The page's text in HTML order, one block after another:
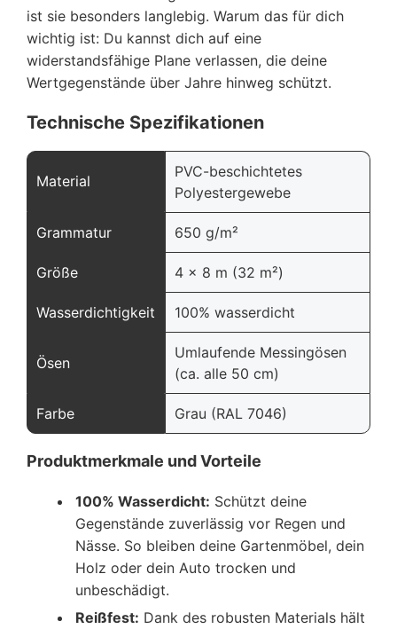
ist sie besonders langlebig. Warum das für dich
wichtig ist: Du kannst dich auf eine
widerstandsfähige Plane verlassen, die deine
Wertgegenstände über Jahre hinweg schützt.
Technische Spezifikationen
Material
PVC-beschichtetes
Polyestergewebe
Grammatur 650 g/m²
Größe 4 x 8 m (32 m²)
Wasserdichtigkeit 100% wasserdicht
Ösen
Umlaufende Messingösen
(ca. alle 50 cm)
Farbe Grau (RAL 7046)
Produktmerkmale und Vorteile
100% Wasserdicht: Schützt deine
Gegenstände zuverlässig vor Regen und
Nässe. So bleiben deine Gartenmöbel, dein
Holz oder dein Auto trocken und
unbeschädigt.
Reißfest: Dank des robusten Materials hält